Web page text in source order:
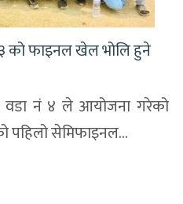
को फाइनल खेल भोलि हुने
वडा नं ४ ले आयोजना गरेको
पहिलो सेमिफाइनल…